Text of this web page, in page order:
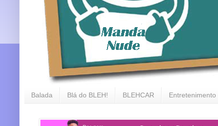
Balada Blá do BLEH! BLEHCAR Entretenimento